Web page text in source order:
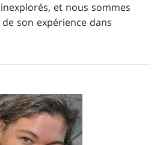
et nous sommes
son expérience dans